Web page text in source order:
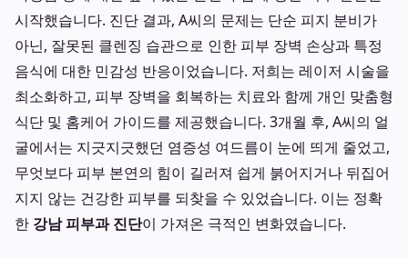
시작했습니다. 진단 결과, A씨의 문제는 단순 피지 분비가
아닌, 잘못된 클렌징 습관으로 인한 피부 장벽 손상과 특정
음식에 대한 민감성 반응이었습니다. 저희는 레이저 시술을
최소화하고, 피부 장벽을 회복하는 치료와 함께 개인 맞춤형
식단 및 홈케어 가이드를 제공했습니다. 3개월 후, A씨의 얼
굴에서는 지긋지긋했던 염증성 여드름이 눈에 띄게 줄었고,
무엇보다 피부 본연의 힘이 길러져 쉽게 붉어지거나 뒤집어
지지 않는 건강한 피부를 되찾을 수 있었습니다. 이는 정확
한 강남 피부과 진단이 가져온 극적인 변화였습니다.